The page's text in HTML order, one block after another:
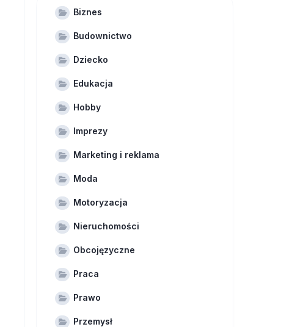
Biznes
Budownictwo
Dziecko
Edukacja
Hobby
Imprezy
Marketing i reklama
Moda
Motoryzacja
Nieruchomości
Obcojęzyczne
Praca
Prawo
Przemysł